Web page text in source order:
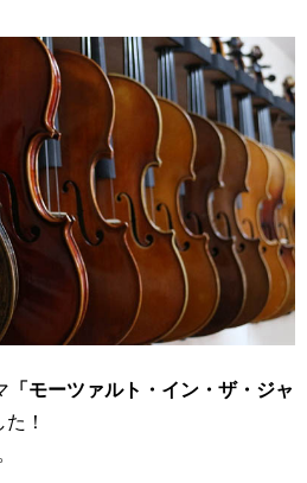
「モーツァルト・イン・ザ・ジャ
！